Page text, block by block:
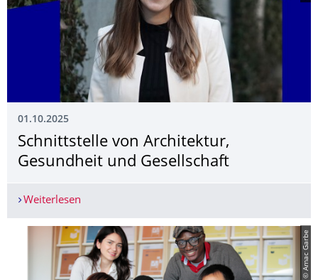
01.10.2025
Schnittstelle von Architektur,
Gesundheit und Gesellschaft
Weiterlesen
© Amac Garbe